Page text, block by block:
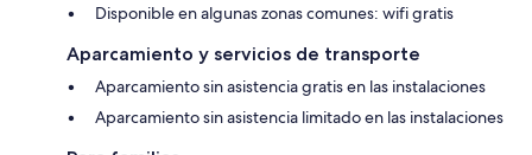
Disponible en algunas zonas comunes: wifi gratis
Aparcamiento y servicios de transporte
Aparcamiento sin asistencia gratis en las instalaciones
Aparcamiento sin asistencia limitado en las instalaciones